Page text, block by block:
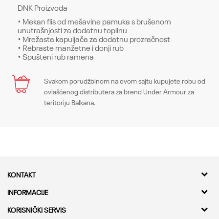
DNK Proizvoda
• Mekan flis od mešavine pamuka s brušenom
unutrašnjosti za dodatnu toplinu
• Mrežasta kapuljača za dodatnu prozračnost
• Rebraste manžetne i donji rub
• Spušteni rub ramena
Karakteristika
Kategorija
CO
Ime/Nadimak
Svakom porudžbinom na ovom sajtu kupujete robu od
ovlašćenog distributera za brend Under Armour za
teritoriju Balkana.
KONTAKT
Kvantum Sport d.o.o.
Adresa
INFORMACIJE
O nama
KORISNIČKI SERVIS